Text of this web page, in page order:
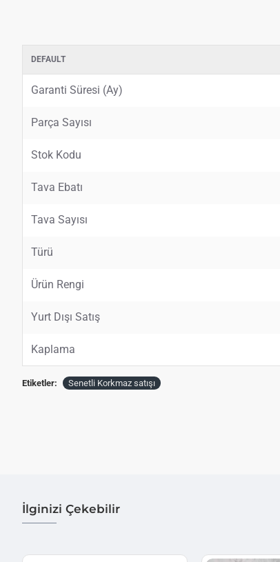
DEFAULT
Garanti Süresi (Ay)
Parça Sayısı
Stok Kodu
Tava Ebatı
Tava Sayısı
Türü
Ürün Rengi
Yurt Dışı Satış
Kaplama
Etiketler: Senetli Korkmaz satışı
İlginizi Çekebilir